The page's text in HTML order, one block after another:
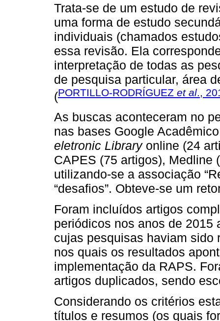
Trata-se de um estudo de
uma forma de estudo
individuais (chamados
essa revisão. Ela
interpretação de todas as
de pesquisa particular, área
(PORTILLO-RODRÍGUEZ et al .,
As buscas aconteceram no
nas bases Google
eletronic Libraryonline (24
CAPES (75 artigos), Medline
utilizando-se a associação
“desafios”. Obteve-se um
Foram incluídos artigos
periódicos nos anos de
cujas pesquisas haviam sido
nos quais os resultados
implementação da RAPS.
artigos duplicados, sendo
Considerando os critérios
títulos e resumos (os quais